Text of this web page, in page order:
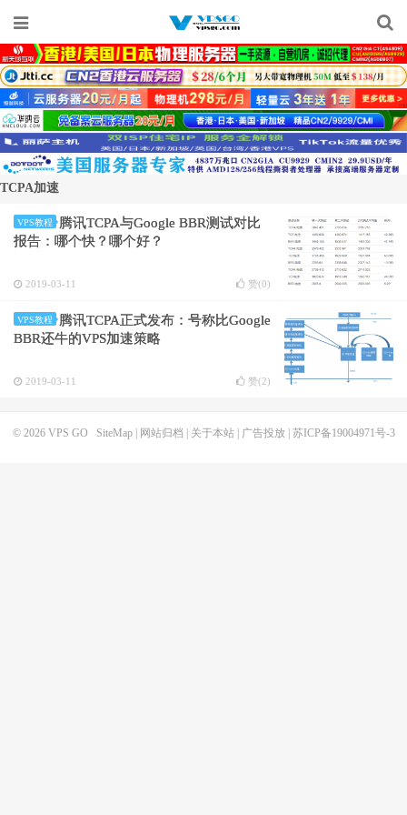
TCPA加速
VPS教程
腾讯TCPA与Google BBR测试对比
报告：哪个快？哪个好？
2019-03-11 赞(0)
VPS教程
腾讯TCPA正式发布：号称比Google
BBR还牛的VPS加速策略
2019-03-11 赞(2)
© 2026 VPS GO SiteMap| 网站归档 关于本站| 广告投放| 苏ICP备19004971号-3